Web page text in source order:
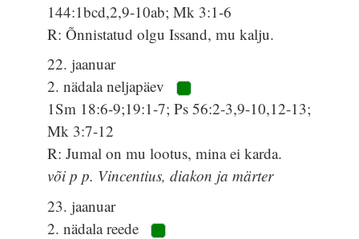
144:1bcd,2,9-10ab; Mk 3:1-6
R: Õnnistatud olgu Issand, mu kalju.
22. jaanuar
2. nädala neljapäev
1Sm 18:6-9;19:1-7; Ps 56:2-3,9-10,12-13;
Mk 3:7-12
R: Jumal on mu lootus, mina ei karda.
või p p. Vincentius, diakon ja märter
23. jaanuar
2. nädala reede